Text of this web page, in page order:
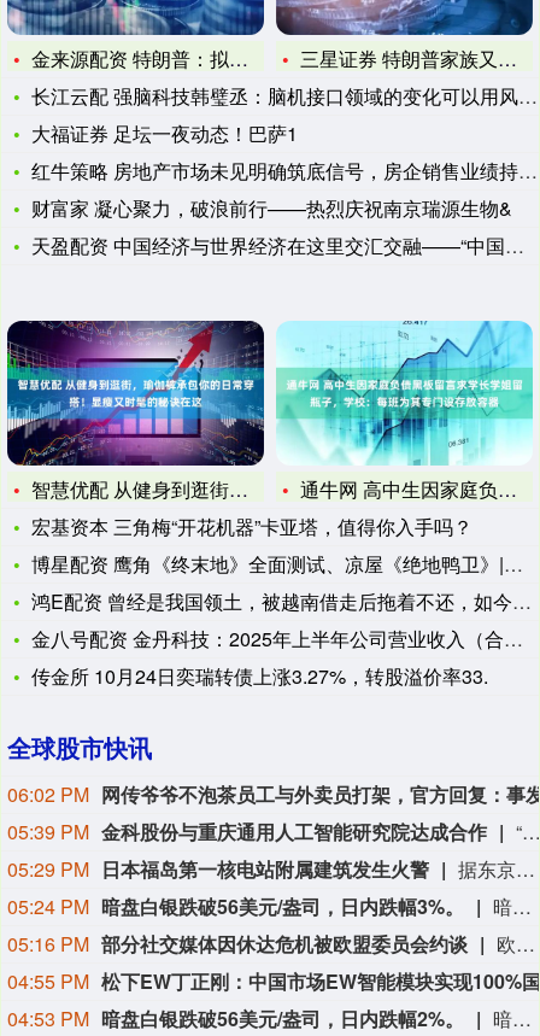
金来源配资 特朗普：拟于今日或明日起诉BBC
三星证券 特朗普家族又添赚钱新项目
长江云配 强脑科技韩璧丞：脑机接口领域的变化可以用风起云涌形
大福证券 足坛一夜动态！巴萨1
红牛策略 房地产市场未见明确筑底信号，房企销售业绩持续承压
财富家 凝心聚力，破浪前行——热烈庆祝南京瑞源生物&
天盈配资 中国经济与世界经济在这里交汇交融——“中国经济圆桌
智慧优配 从健身到逛街，瑜伽裤承包你的日常穿搭！显瘦又时髦的
通牛网 高中生因家庭负债黑板留言求学长学姐留瓶子，学校：每班
宏基资本 三角梅“开花机器”卡亚塔，值得你入手吗？
博星配资 鹰角《终末地》全面测试、凉屋《绝地鸭卫》|游戏上线
鸿E配资 曾经是我国领土，被越南借走后拖着不还，如今成为我国
金八号配资 金丹科技：2025年上半年公司营业收入（合并口径
传金所 10月24日奕瑞转债上涨3.27%，转股溢价率33.
全球股市快讯
06:02 PM
05:39 PM 金科股份与重庆通用人工智能研究院达成合作
“金科股份”公众号消息，2026年8月，金科地产集团股份有限公司（简称“金科股份”）与重庆通用人工智能研究院在重庆正式签署全方位合作协议。双方将依托通用人工智能前沿技术，落地不动产全场景智慧解决方案，合力打造重庆“人工智能+不动产”产业标杆项目。
05:29 PM 日本福岛第一核电站附属建筑发生火警
据东京电力公司消息，当地时间8日15时35分左右，日本福岛第一核电站5号、6号机组服务建筑3、4层的火灾报警器发生启动。东京电力公司于当天16时01分向双叶消防本部报警。随后，消防部门赶赴现场确认，但未发现明火或冒烟。事件对核电站厂区设备没有造成影响，监测点以及厂区边界的尘埃监测仪等所测得的放射线量也未发现异常。（央视新闻）
05:24 PM 暗盘白银跌破56美元/盎司，日内跌幅3%。
暗盘白银跌破56美元/盎司，日内跌幅3%。
05:16 PM 部分社交媒体因休达危机被欧盟委员会约谈
欧盟委员会负责技术主权等事务的执行副主席汉娜·维尔库宁7日在社交媒体上表示，欧盟委员会当天就西班牙飞地休达局势约谈短视频平台TikTok和美国元公司（Meta），要求平台在危机期间加强内容监测并采取果断措施。 维尔库宁在社交媒体平台X上说，在危机情况下，社交媒体平台必须果断采取行动，维护数字空间完整性。她表示，平台应加强对相关内容的监测，并强化与事实核查机构的合作。 休达位于非洲西北部、直布罗陀海峡附近的地中海沿岸，与摩洛哥接壤。日前，大批非法移民从摩洛哥方向进入休达，引发近年来西班牙最严重的边境移民危机。 据德新社等媒体报道，一些进入休达的非法移民表示，他们此前从社交媒体获悉所谓“边境开放”“休达将提供住宿”以及“进入休达后可继续前往西班牙本土”等信息。 休达危机也引发了欧盟内部围绕外部边境管控和移民政策的新一轮争议。维尔库宁表示，欧盟委员会将于10日继续跟进相关情况。(新华社)
04:55 PM
04:53 PM 暗盘白银跌破56美元/盎司，日内跌幅2%。
暗盘白银跌破56美元/盎司，日内跌幅2%。